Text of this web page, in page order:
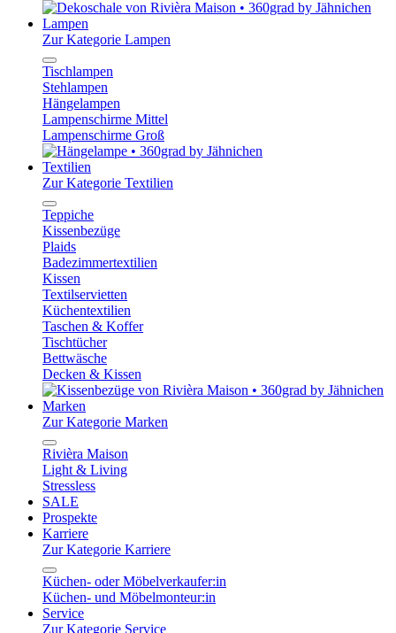
Lampen
Zur Kategorie Lampen
Tischlampen
Stehlampen
Hängelampen
Lampenschirme Mittel
Lampenschirme Groß
Textilien
Zur Kategorie Textilien
Teppiche
Kissenbezüge
Plaids
Badezimmertextilien
Kissen
Textilservietten
Küchentextilien
Taschen & Koffer
Tischtücher
Bettwäsche
Decken & Kissen
Marken
Zur Kategorie Marken
Rivièra Maison
Light & Living
Stressless
SALE
Prospekte
Karriere
Zur Kategorie Karriere
Küchen- oder Möbelverkaufer:in
Küchen- und Möbelmonteur:in
Service
Zur Kategorie Service